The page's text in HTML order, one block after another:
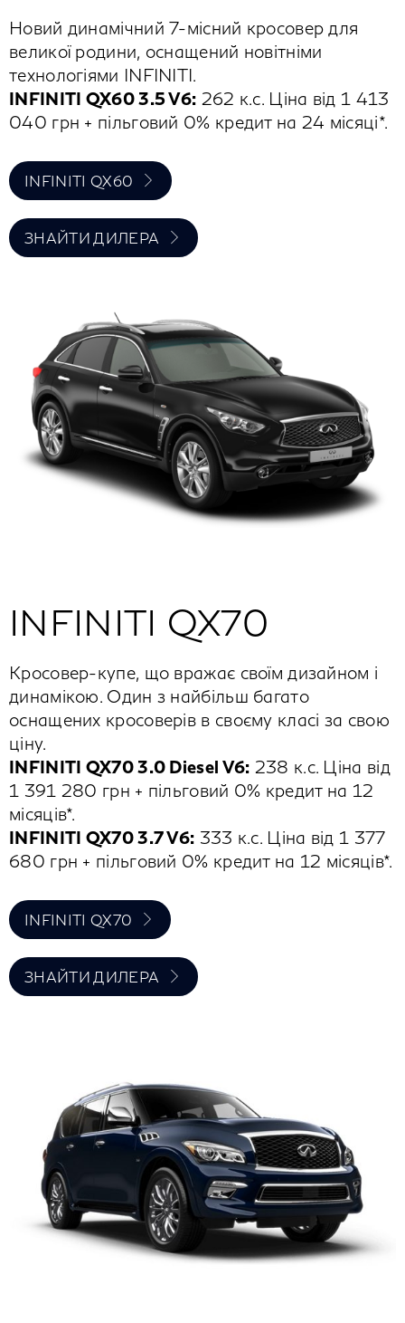
Новий динамічний 7-місний кросовер для
великої родини, оснащений новітніми
технологіями INFINITI.
INFINITI QX60 3.5 V6: 262 к.с. Ціна від 1 413
040 грн + пільговий 0% кредит на 24 місяці*.
INFINITI QX60
ЗНАЙТИ ДИЛЕРА
INFINITI QX70
Кросовер-купе, що вражає своїм дизайном і
динамікою. Один з найбільш багато
оснащених кросоверів в своєму класі за свою
ціну.
INFINITI QX70 3.0 Diesel V6: 238 к.с. Ціна від
1 391 280 грн + пільговий 0% кредит на 12
місяців*.
INFINITI QX70 3.7 V6: 333 к.с. Ціна від 1 377
680 грн + пільговий 0% кредит на 12 місяців*.
INFINITI QX70
ЗНАЙТИ ДИЛЕРА